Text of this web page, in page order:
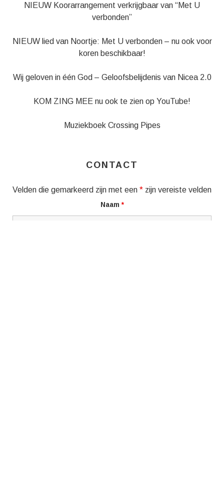
NIEUW Koorarrangement verkrijgbaar van “Met U
verbonden”
NIEUW lied van Noortje: Met U verbonden – nu ook voor
koren beschikbaar!
Wij geloven in één God – Geloofsbelijdenis van Nicea 2.0
KOM ZING MEE nu ook te zien op YouTube!
Muziekboek Crossing Pipes
CONTACT
Velden die gemarkeerd zijn met een * zijn vereiste velden
Naam *